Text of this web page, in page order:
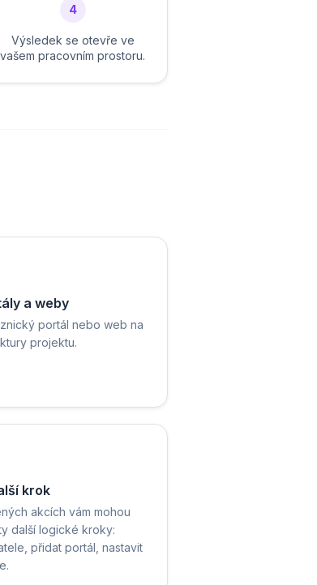
4
Výsledek se otevře ve
vašem pracovním prostoru.
a weby
portál nebo web na
projektu.
krok
akcích vám mohou
další logické kroky:
přidat portál, nastavit